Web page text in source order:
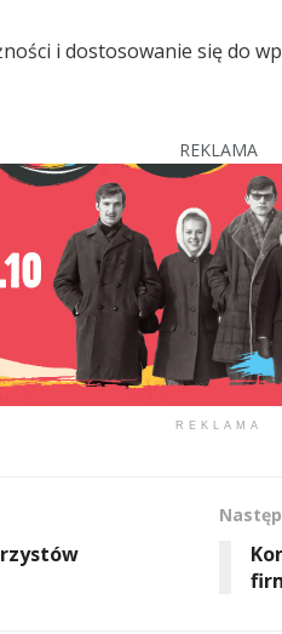
i dostosowanie się do
REKLAMA
REKLAMA